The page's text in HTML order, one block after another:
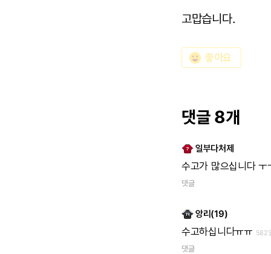
고맙습니다.
emoji_emotions 좋아요
댓글 8개
일부다처제
수고가 많으십니다 ㅜ
댓글
앙리(19)
수고하십니다ㅠㅠ 582
댓글